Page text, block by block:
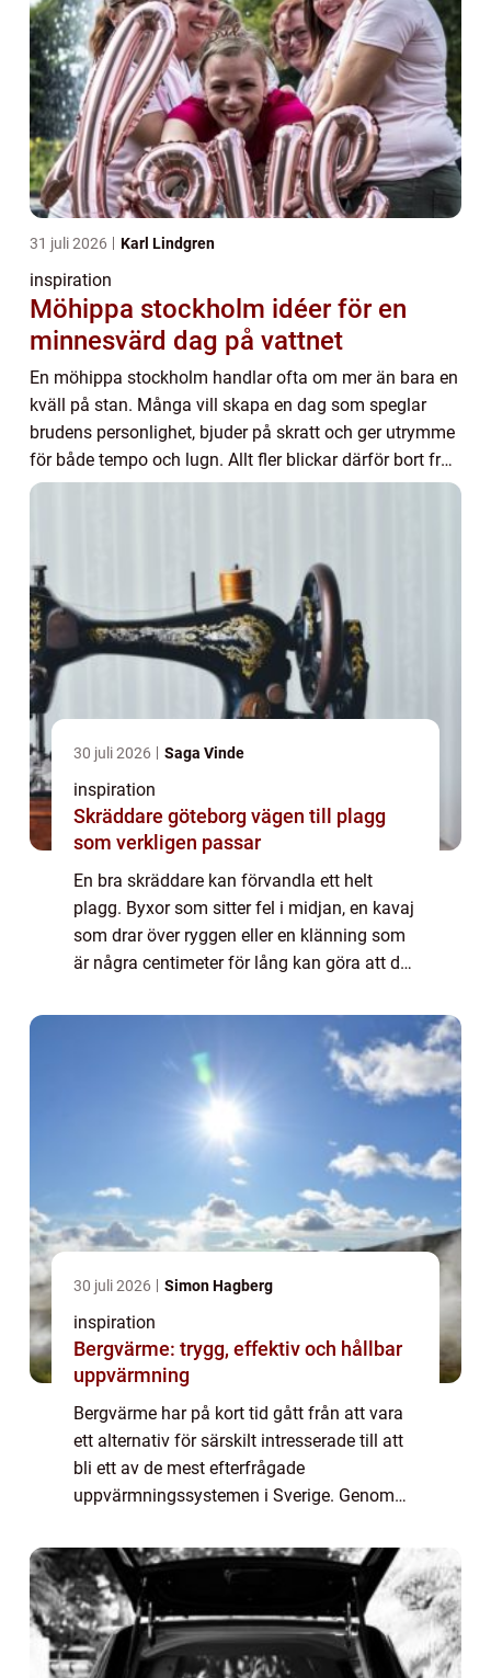
31 juli 2026 Karl Lindgren
inspiration
Möhippa stockholm idéer för en
minnesvärd dag på vattnet
En möhippa stockholm handlar ofta om mer än bara en
kväll på stan. Många vill skapa en dag som speglar
brudens personlighet, bjuder på skratt och ger utrymme
för både tempo och lugn. Allt fler blickar därför bort från
citypulsen och ut mot vattnet, s...
30 juli 2026 Saga Vinde
inspiration
Skräddare göteborg vägen till plagg
som verkligen passar
En bra skräddare kan förvandla ett helt
plagg. Byxor som sitter fel i midjan, en kavaj
som drar över ryggen eller en klänning som
är några centimeter för lång kan göra att du
hjälp av en skrädare göteborg kan d...
30 juli 2026 Simon Hagberg
inspiration
Bergvärme: trygg, effektiv och hållbar
uppvärmning
Bergvärme har på kort tid gått från att vara
ett alternativ för särskilt intresserade till att
bli ett av de mest efterfrågade
uppvärmningssystemen i Sverige. Genom